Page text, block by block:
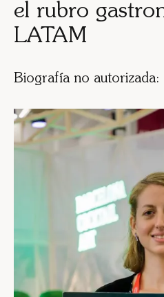
el rubro
LATAM
Biografía no autorizada: